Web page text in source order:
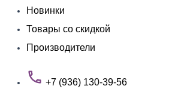
Новинки
Товары со скидкой
Производители
+7 (936) 130-39-56